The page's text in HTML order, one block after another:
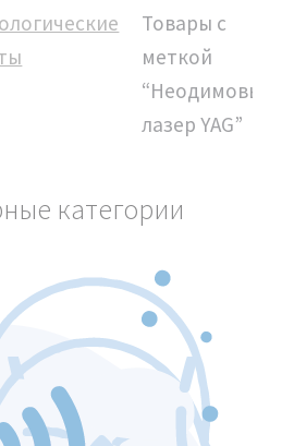
Товары с
меткой
“Неодимовый
лазер YAG”
категории